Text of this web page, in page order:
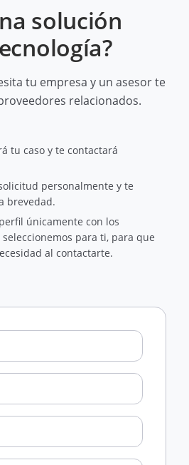
solución
tu empresa y un asesor te
relacionados.
tu caso y te contactará
personalmente y te
brevedad.
únicamente con los
para ti, para que
al contactarte.